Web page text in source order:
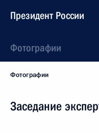
Президент России
Фотографии
Фотографии
Заседание